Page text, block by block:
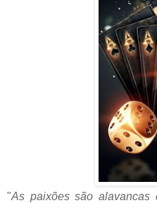
"As paixões são alavancas